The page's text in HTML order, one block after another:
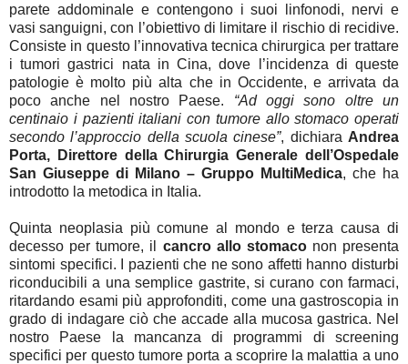
parete addominalee contengono i suoi linfonodi, nervi e
vasi sanguigni, con l’obiettivo di limitare il rischio di recidive.
Consiste in questo l’innovativa tecnica chirurgica per trattare
i tumori gastrici nata in Cina, dove l’incidenza di queste
patologie è molto più alta che in Occidente, e arrivata da
poco anche nel nostro Paese. “Ad oggi sono oltre un
centinaio i pazienti italiani con tumore allo stomaco operati
secondo l’approccio della scuola cinese”, dichiara Andrea
Porta, Direttore della Chirurgia Generale dell’Ospedale
San Giuseppe di Milano – Gruppo MultiMedica, che ha
introdotto la metodica in Italia.
Quinta neoplasia più comune al mondo e terza causa di
decesso per tumore, il cancro allo stomaconon presenta
sintomi specifici. I pazienti che ne sono affetti hanno disturbi
riconducibili a una semplice gastrite, si curano con farmaci,
ritardando esami più approfonditi, come una gastroscopia in
grado di indagare ciò che accade alla mucosa gastrica. Nel
nostro Paese la mancanza di programmi di screening
specifici per questo tumore porta a scoprire la malattia a uno